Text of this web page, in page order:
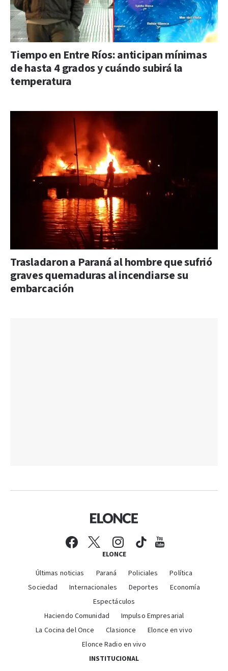
Tiempo en Entre Ríos: anticipan mínimas
de hasta 4 grados y cuándo subirá la
temperatura
Trasladaron a Paraná al hombre que sufrió
graves quemaduras al incendiarse su
embarcación
ELONCE
Últimas noticias Paraná Policiales
Política
Sociedad
Internacionales Deportes
Economía
Espectáculos
Haciendo Comunidad
Impulso Empresarial
La Cocina del Once
Clasionce
Elonce en vivo
Elonce Radio en vivo
INSTITUCIONAL